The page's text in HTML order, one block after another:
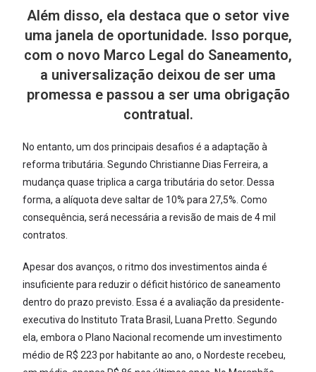
Além disso, ela destaca que o setor vive
uma janela de oportunidade. Isso porque,
com o novo Marco Legal do Saneamento,
a universalização deixou de ser uma
promessa e passou a ser uma obrigação
contratual.
No entanto, um dos principais desafios é a adaptação à
reforma tributária. Segundo Christianne Dias Ferreira, a
mudança quase triplica a carga tributária do setor. Dessa
forma, a alíquota deve saltar de 10% para 27,5%. Como
consequência, será necessária a revisão de mais de 4 mil
contratos.
Apesar dos avanços, o ritmo dos investimentos ainda é
insuficiente para reduzir o déficit histórico de saneamento
dentro do prazo previsto. Essa é a avaliação da presidente-
executiva do Instituto Trata Brasil, Luana Pretto. Segundo
ela, embora o Plano Nacional recomende um investimento
médio de R$ 223 por habitante ao ano, o Nordeste recebeu,